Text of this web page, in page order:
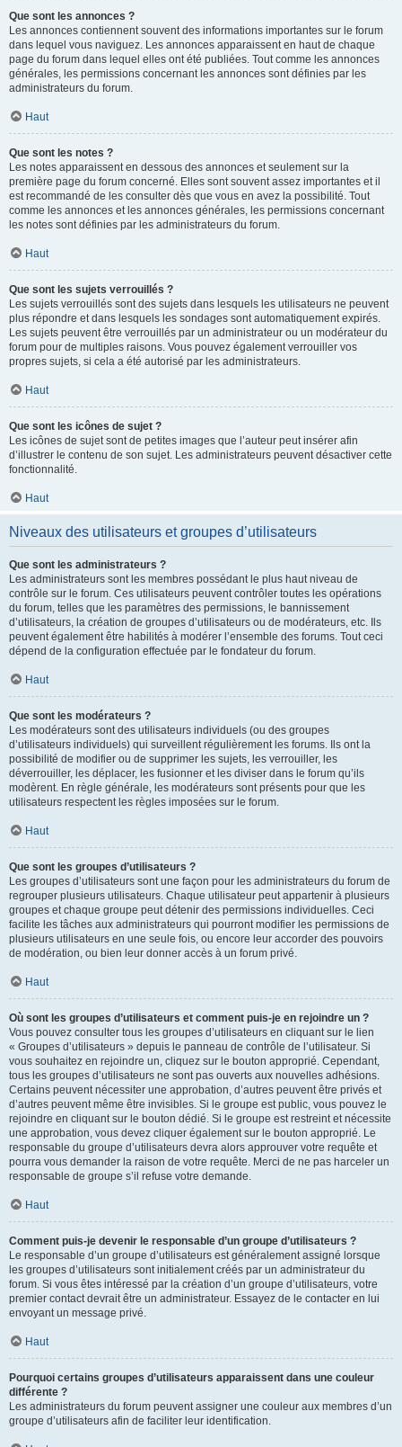
Que sont les annonces ?
Les annonces contiennent souvent des informations importantes sur le forum
dans lequel vous naviguez. Les annonces apparaissent en haut de chaque
page du forum dans lequel elles ont été publiées. Tout comme les annonces
générales, les permissions concernant les annonces sont définies par les
administrateurs du forum.
Haut
Que sont les notes ?
Les notes apparaissent en dessous des annonces et seulement sur la
première page du forum concerné. Elles sont souvent assez importantes et il
est recommandé de les consulter dès que vous en avez la possibilité. Tout
comme les annonces et les annonces générales, les permissions concernant
les notes sont définies par les administrateurs du forum.
Haut
Que sont les sujets verrouillés ?
Les sujets verrouillés sont des sujets dans lesquels les utilisateurs ne peuvent
plus répondre et dans lesquels les sondages sont automatiquement expirés.
Les sujets peuvent être verrouillés par un administrateur ou un modérateur du
forum pour de multiples raisons. Vous pouvez également verrouiller vos
propres sujets, si cela a été autorisé par les administrateurs.
Haut
Que sont les icônes de sujet ?
Les icônes de sujet sont de petites images que l’auteur peut insérer afin
d’illustrer le contenu de son sujet. Les administrateurs peuvent désactiver cette
fonctionnalité.
Haut
Niveaux des utilisateurs et groupes d’utilisateurs
Que sont les administrateurs ?
Les administrateurs sont les membres possédant le plus haut niveau de
contrôle sur le forum. Ces utilisateurs peuvent contrôler toutes les opérations
du forum, telles que les paramètres des permissions, le bannissement
d’utilisateurs, la création de groupes d’utilisateurs ou de modérateurs, etc. Ils
peuvent également être habilités à modérer l’ensemble des forums. Tout ceci
dépend de la configuration effectuée par le fondateur du forum.
Haut
Que sont les modérateurs ?
Les modérateurs sont des utilisateurs individuels (ou des groupes
d’utilisateurs individuels) qui surveillent régulièrement les forums. Ils ont la
possibilité de modifier ou de supprimer les sujets, les verrouiller, les
déverrouiller, les déplacer, les fusionner et les diviser dans le forum qu’ils
modèrent. En règle générale, les modérateurs sont présents pour que les
utilisateurs respectent les règles imposées sur le forum.
Haut
Que sont les groupes d’utilisateurs ?
Les groupes d’utilisateurs sont une façon pour les administrateurs du forum de
regrouper plusieurs utilisateurs. Chaque utilisateur peut appartenir à plusieurs
groupes et chaque groupe peut détenir des permissions individuelles. Ceci
facilite les tâches aux administrateurs qui pourront modifier les permissions de
plusieurs utilisateurs en une seule fois, ou encore leur accorder des pouvoirs
de modération, ou bien leur donner accès à un forum privé.
Haut
Où sont les groupes d’utilisateurs et comment puis-je en rejoindre un ?
Vous pouvez consulter tous les groupes d’utilisateurs en cliquant sur le lien
« Groupes d’utilisateurs » depuis le panneau de contrôle de l’utilisateur. Si
vous souhaitez en rejoindre un, cliquez sur le bouton approprié. Cependant,
tous les groupes d’utilisateurs ne sont pas ouverts aux nouvelles adhésions.
Certains peuvent nécessiter une approbation, d’autres peuvent être privés et
d’autres peuvent même être invisibles. Si le groupe est public, vous pouvez le
rejoindre en cliquant sur le bouton dédié. Si le groupe est restreint et nécessite
une approbation, vous devez cliquer également sur le bouton approprié. Le
responsable du groupe d’utilisateurs devra alors approuver votre requête et
pourra vous demander la raison de votre requête. Merci de ne pas harceler un
responsable de groupe s’il refuse votre demande.
Haut
Comment puis-je devenir le responsable d’un groupe d’utilisateurs ?
Le responsable d’un groupe d’utilisateurs est généralement assigné lorsque
les groupes d’utilisateurs sont initialement créés par un administrateur du
forum. Si vous êtes intéressé par la création d’un groupe d’utilisateurs, votre
premier contact devrait être un administrateur. Essayez de le contacter en lui
envoyant un message privé.
Haut
Pourquoi certains groupes d’utilisateurs apparaissent dans une couleur
différente ?
Les administrateurs du forum peuvent assigner une couleur aux membres d’un
groupe d’utilisateurs afin de faciliter leur identification.